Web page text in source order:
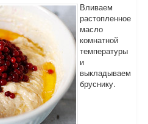
Вливаем
растопленное
масло
комнатной
температуры
и
выкладываем
бруснику.